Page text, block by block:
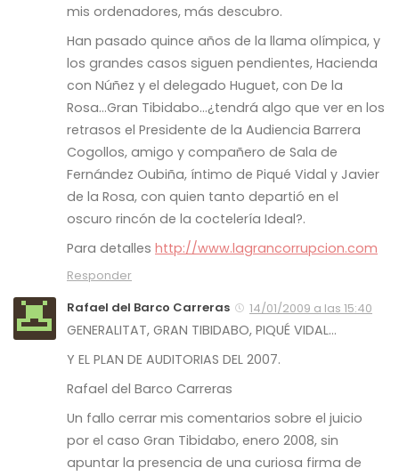
mis ordenadores, más descubro.
Han pasado quince años de la llama olímpica, y
los grandes casos siguen pendientes, Hacienda
con Núñez y el delegado Huguet, con De la
Rosa…Gran Tibidabo…¿tendrá algo que ver en los
retrasos el Presidente de la Audiencia Barrera
Cogollos, amigo y compañero de Sala de
Fernández Oubiña, íntimo de Piqué Vidal y Javier
de la Rosa, con quien tanto departió en el
oscuro rincón de la coctelería Ideal?.
Para detalles http://www.lagrancorrupcion.com
Responder
Rafael del Barco Carreras
14/01/2009 a las 15:40
GENERALITAT, GRAN TIBIDABO, PIQUÉ VIDAL…
Y EL PLAN DE AUDITORIAS DEL 2007.
Rafael del Barco Carreras
Un fallo cerrar mis comentarios sobre el juicio
por el caso Gran Tibidabo, enero 2008, sin
apuntar la presencia de una curiosa firma de